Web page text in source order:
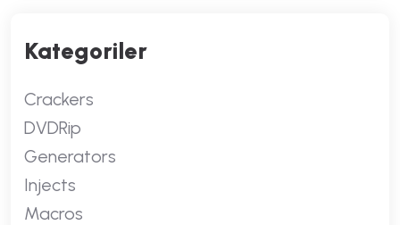
Kategoriler
Crackers
DVDRip
Generators
Injects
Macros